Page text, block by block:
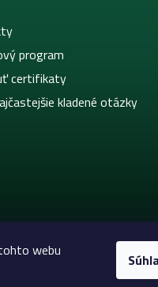
webu
program
certifikaty
kladené otázky